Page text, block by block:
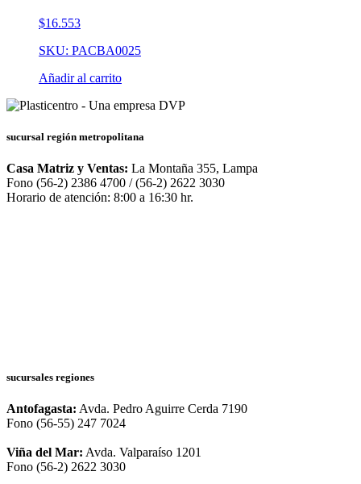
$16.553
SKU: PACBA0025
Añadir al carrito
sucursal región metropolitana
Casa Matriz y Ventas: La Montaña 355, Lampa
Fono (56-2) 2386 4700 / (56-2) 2622 3030
Horario de atención: 8:00 a 16:30 hr.
sucursales regiones
Antofagasta: Avda. Pedro Aguirre Cerda 7190
Fono (56-55) 247 7024
Viña del Mar: Avda. Valparaíso 1201
Fono (56-2) 2622 3030